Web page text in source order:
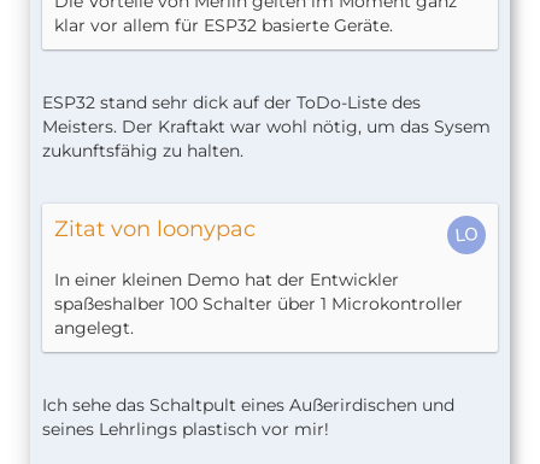
klar vor allem für ESP32 basierte Geräte.
ESP32 stand sehr dick auf der ToDo-Liste des
Meisters. Der Kraftakt war wohl nötig, um das Sysem
zukunftsfähig zu halten.
Zitat von loonypac
In einer kleinen Demo hat der Entwickler
spaßeshalber 100 Schalter über 1 Microkontroller
angelegt.
Ich sehe das Schaltpult eines Außerirdischen und
seines Lehrlings plastisch vor mir!